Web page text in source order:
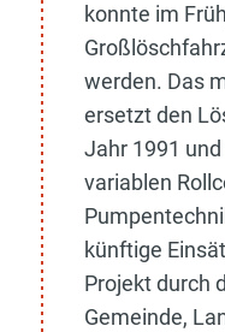
konnte im
werden. Das
ersetzt den
Jahr 1991
variablen
künftige
Projekt durch
Gemeinde,